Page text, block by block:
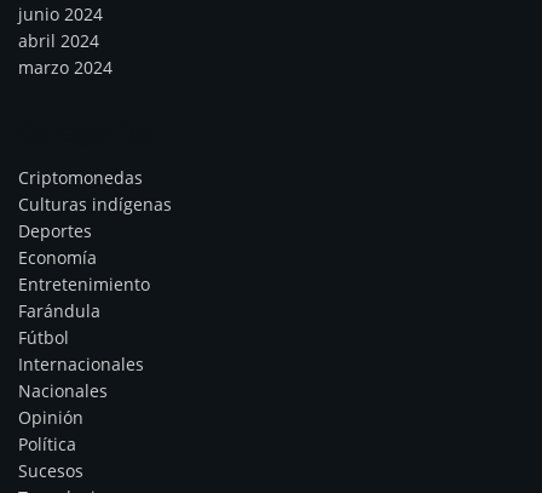
junio 2024
abril 2024
marzo 2024
Criptomonedas
Culturas indígenas
Deportes
Economía
Entretenimiento
Farándula
Fútbol
Internacionales
Nacionales
Opinión
Política
Sucesos